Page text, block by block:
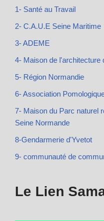
1- Santé au Travail
2- C.A.U.E Seine Maritime
3- ADEME
4- Maison de l'architecture
5- Région Normandie
6- Association
7- Maison du Parc naturel
Seine Normande
8-Gendarmerie d'Yvetot
9- communauté de
Le Lien